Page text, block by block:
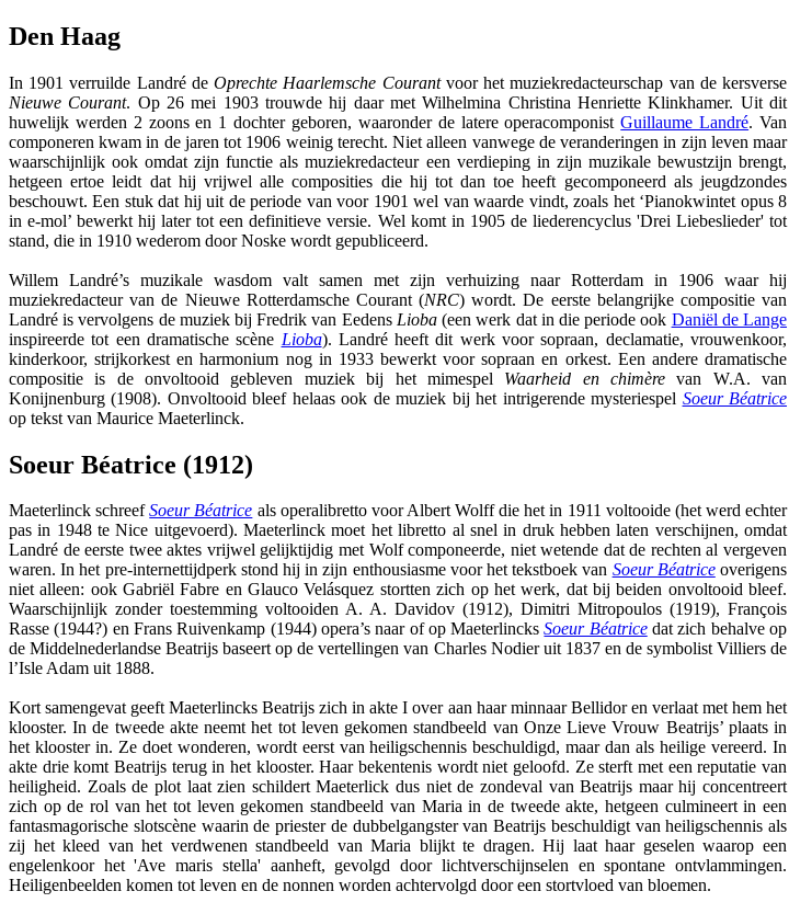
Den Haag
In 1901 verruilde Landré deOprechte Haarlemsche Courantvoor het muziekredacteurschap van de kersverse
Nieuwe Courant. Op 26 mei 1903 trouwde hij daar met Wilhelmina Christina Henriette Klinkhamer. Uit dit
huwelijk werden 2 zoons en 1 dochter geboren, waaronder de latere operacomponistGuillaume Landré. Van
componeren kwam in de jaren tot 1906 weinig terecht. Niet alleen vanwege de veranderingen in zijn leven maar
waarschijnlijk ook omdat zijn functie als muziekredacteur een verdieping in zijn muzikale bewustzijn brengt,
hetgeen ertoe leidt dat hij vrijwel alle composities die hij tot dan toe heeft gecomponeerd als jeugdzondes
beschouwt. Een stuk dat hij uit de periode van voor 1901 wel van waarde vindt, zoals het ‘Pianokwintet opus 8
in e-mol’ bewerkt hij later tot een definitieve versie. Wel komt in 1905 de liederencyclus 'Drei Liebeslieder' tot
stand, die in 1910 wederom door Noske wordt gepubliceerd.
Willem Landré’s muzikale wasdom valt samen met zijn verhuizing naar Rotterdam in 1906 waar hij
muziekredacteur van de Nieuwe Rotterdamsche Courant (NRC) wordt. De eerste belangrijke compositie van
Landré is vervolgens de muziek bij Fredrik van Eedens Lioba(een werk dat in die periode ook Daniël de Lange
inspireerde tot een dramatische scène Lioba). Landré heeft dit werk voor sopraan, declamatie, vrouwenkoor,
kinderkoor, strijkorkest en harmonium nog in 1933 bewerkt voor sopraan en orkest. Een andere dramatische
compositie is de onvoltooid gebleven muziek bij het mimespel Waarheid en chimèrevan W.A. van
Konijnenburg (1908). Onvoltooid bleef helaas ook de muziek bij het intrigerende mysteriespel Soeur Béatrice
op tekst van Maurice Maeterlinck.
Soeur Béatrice (1912)
Maeterlinck schreefSoeur Béatrice als operalibretto voor Albert Wolff die het in 1911 voltooide (het werd echter
pas in 1948 te Nice uitgevoerd). Maeterlinck moet het libretto al snel in druk hebben laten verschijnen, omdat
Landré de eerste twee aktes vrijwel gelijktijdig met Wolf componeerde, niet wetende dat de rechten al vergeven
waren. In het pre-internettijdperk stond hij in zijn enthousiasme voor het tekstboek van Soeur Béatriceoverigens
niet alleen: ook Gabriël Fabre en Glauco Velásquez stortten zich op het werk, dat bij beiden onvoltooid bleef.
Waarschijnlijk zonder toestemming voltooiden A. A. Davidov (1912), Dimitri Mitropoulos (1919), François
Rasse (1944?) en Frans Ruivenkamp (1944) opera’s naar of op MaeterlincksSoeur Béatricedat zich behalve op
de Middelnederlandse Beatrijs baseert op de vertellingen van Charles Nodier uit 1837 en de symbolist Villiers de
l’Isle Adam uit 1888.
Kort samengevat geeft Maeterlincks Beatrijs zich in akte I over aan haar minnaar Bellidor en verlaat met hem het
klooster. In de tweede akte neemt het tot leven gekomen standbeeld van Onze Lieve Vrouw Beatrijs’ plaats in
het klooster in. Ze doet wonderen, wordt eerst van heiligschennis beschuldigd, maar dan als heilige vereerd. In
akte drie komt Beatrijs terug in het klooster. Haar bekentenis wordt niet geloofd. Ze sterft met een reputatie van
heiligheid. Zoals de plot laat zien schildert Maeterlick dus niet de zondeval van Beatrijs maar hij concentreert
zich op de rol van het tot leven gekomen standbeeld van Maria in de tweede akte, hetgeen culmineert in een
fantasmagorische slotscène waarin de priester de dubbelgangster van Beatrijs beschuldigt van heiligschennis als
zij het kleed van het verdwenen standbeeld van Maria blijkt te dragen. Hij laat haar geselen waarop een
engelenkoor het 'Ave maris stella' aanheft, gevolgd door lichtverschijnselen en spontane ontvlammingen.
Heiligenbeelden komen tot leven en de nonnen worden achtervolgd door een stortvloed van bloemen.